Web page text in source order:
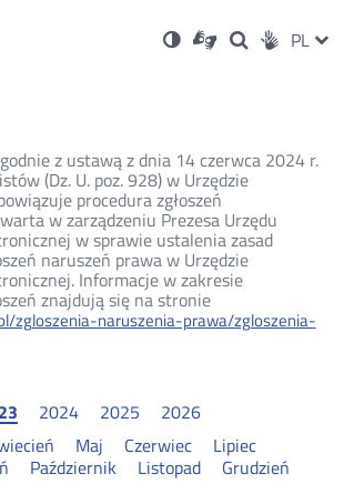
Ustawienia
Wersja
kontrastowa
Dla
niesłyszących
OtwórzOtwórz
w
Otwórz
w
Social PL
z ustawą z dnia 14 czerwca 2024 r.
(Dz. U. poz. 928) w Urzędzie
procedura zgłoszeń
w zarządzeniu Prezesa Urzędu
w sprawie ustalenia zasad
naruszeń prawa w Urzędzie
Informacje w zakresie
znajdują się na stronie
zgloszenia-naruszenia-prawa/zgloszenia-
2024 2025
2026
Maj Czerwiec
Lipiec
Październik Listopad Grudzień